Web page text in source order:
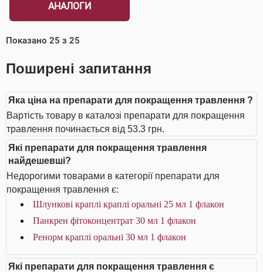
АНАЛОГИ
Показано 25 з 25
Поширені запитання
Яка ціна на препарати для покращення травлення ?
Вартість товару в каталозі препарати для покращення
травлення починається від 53.3 грн.
Які препарати для покращення травлення
найдешевші?
Недорогими товарами в категорії препарати для
покращення травлення є:
Шлункові краплі краплі оральні 25 мл 1 флакон
Панкрен фітоконцентрат 30 мл 1 флакон
Ренорм краплі оральні 30 мл 1 флакон
Які препарати для покращення травлення є